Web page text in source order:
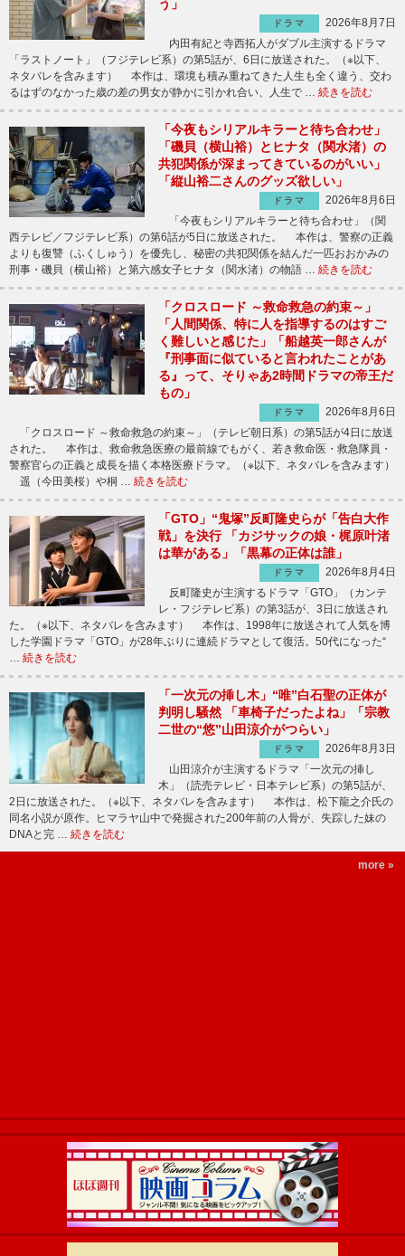
う」
ドラマ
2026年8月7日
内田有紀と寺西拓人がダブル主演するドラマ
「ラストノート」（フジテレビ系）の第5話が、6日に放送された。（※以下、
ネタバレを含みます） 本作は、環境も積み重ねてきた人生も全く違う、交わ
るはずのなかった歳の差の男女が静かに引かれ合い、人生で … 続きを読む
「今夜もシリアルキラーと待ち合わせ」
「磯貝（横山裕）とヒナタ（関水渚）の
共犯関係が深まってきているのがいい」
「縦山裕二さんのグッズ欲しい」
ドラマ
2026年8月6日
「今夜もシリアルキラーと待ち合わせ」（関
西テレビ／フジテレビ系）の第6話が5日に放送された。 本作は、警察の正義
よりも復讐（ふくしゅう）を優先し、秘密の共犯関係を結んだ一匹おおかみの
刑事・磯貝（横山裕）と第六感女子ヒナタ（関水渚）の物語 … 続きを読む
「クロスロード ～救命救急の約束～」
「人間関係、特に人を指導するのはすご
く難しいと感じた」「船越英一郎さんが
『刑事面に似ていると言われたことがあ
る』って、そりゃあ2時間ドラマの帝王だ
もの」
ドラマ
2026年8月6日
「クロスロード ～救命救急の約束～」（テレビ朝日系）の第5話が4日に放送
された。 本作は、救命救急医療の最前線でもがく、若き救命医・救急隊員・
警察官らの正義と成長を描く本格医療ドラマ。（※以下、ネタバレを含みます）
遥（今田美桜）や桐 … 続きを読む
「GTO」“鬼塚”反町隆史らが「告白大作
戦」を決行 「カジサックの娘・梶原叶渚
は華がある」「黒幕の正体は誰」
ドラマ
2026年8月4日
反町隆史が主演するドラマ「GTO」（カンテ
レ・フジテレビ系）の第3話が、3日に放送され
た。（※以下、ネタバレを含みます） 本作は、1998年に放送されて人気を博
した学園ドラマ「GTO」が28年ぶりに連続ドラマとして復活。50代になった“
続きを読む
「一次元の挿し木」“唯”白石聖の正体が
判明し騒然 「車椅子だったよね」「宗教
二世の“悠”山田涼介がつらい」
ドラマ
2026年8月3日
山田涼介が主演するドラマ「一次元の挿し
木」（読売テレビ・日本テレビ系）の第5話が、
2日に放送された。（※以下、ネタバレを含みます） 本作は、松下龍之介氏の
同名小説が原作。ヒマラヤ山中で発掘された200年前の人骨が、失踪した妹の
DNAと完 … 続きを読む
more »